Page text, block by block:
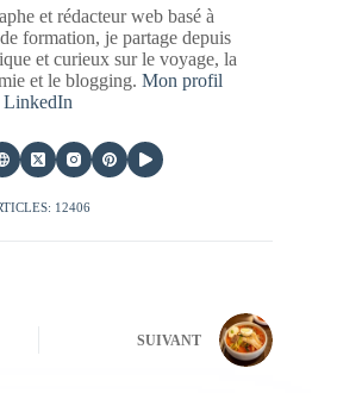
et rédacteur web basé à
formation, je partage depuis
et curieux sur le voyage, la
et le blogging. Mon profil
LinkedIn
12406
SUIVANT